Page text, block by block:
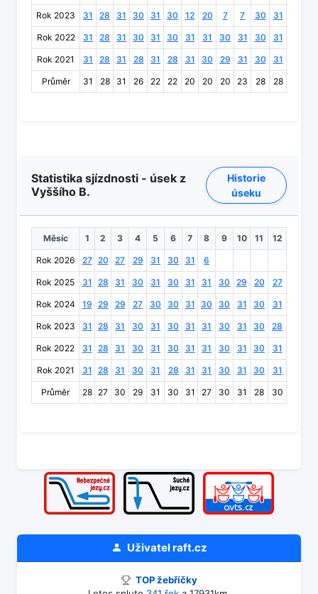
Rok 2023 31 28 31 30 31 30 12 20 7 7 30 31
Rok 2022 31 28 31 30 31 30 31 31 30 31 30 31
Rok 2021 31 28 31 28 31 28 31 30 29 31 30 31
Průměr 31 28 31 26 22 22 20 20 20 23 28 28
Statistika sjízdnosti - úsek z
Vyššího B.
Historie
úseku
Měsíc 1 2 3 4 5 6 7 8 9 10 11 12
Rok 2026 27 20 27 29 31 30 31 6
Rok 2025 31 28 31 30 31 30 31 31 30 29 20 27
Rok 2024 19 29 29 27 30 30 31 30 30 31 30 31
Rok 2023 31 28 31 30 31 30 31 31 30 31 30 28
Rok 2022 31 28 31 30 31 30 31 31 30 31 30 31
Rok 2021 31 28 31 30 31 28 31 31 30 31 30 31
Průměr 28 27 30 29 31 30 31 27 30 31 28 30
Uživatelraft.cz
TOP žebříčky